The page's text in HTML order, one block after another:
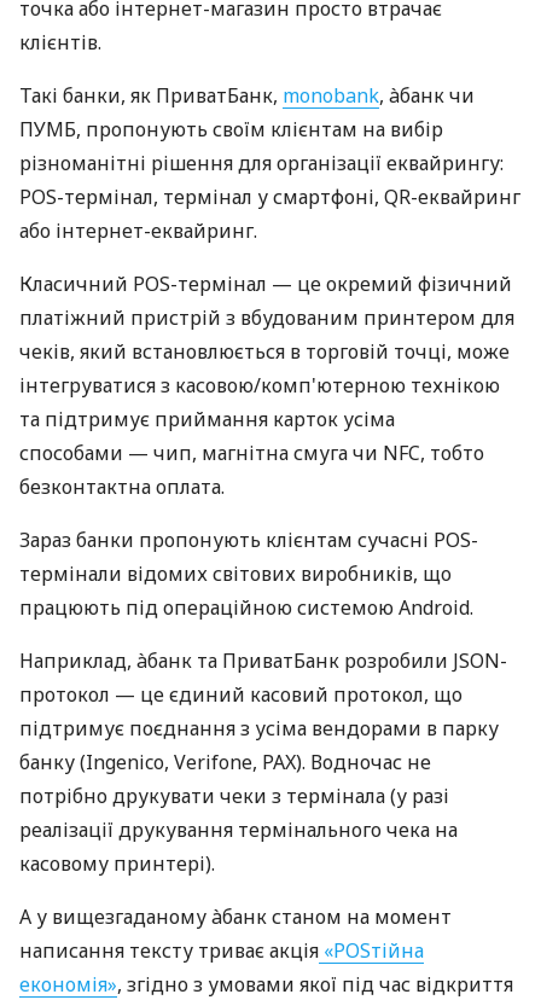
точка або інтернет-магазин просто втрачає
клієнтів.
Такі банки, як ПриватБанк, monobank, àбанк чи
ПУМБ, пропонують своїм клієнтам на вибір
різноманітні рішення для організації еквайрингу:
POS-термінал, термінал у смартфоні, QR-еквайринг
або інтернет-еквайринг.
Класичний POS-термінал — це окремий фізичний
платіжний пристрій з вбудованим принтером для
чеків, який встановлюється в торговій точці, може
інтегруватися з касовою/комп'ютерною технікою
та підтримує приймання карток усіма
способами — чип, магнітна смуга чи NFC, тобто
безконтактна оплата.
Зараз банки пропонують клієнтам сучасні POS-
термінали відомих світових виробників, що
працюють під операційною системою Android.
Наприклад, àбанк та ПриватБанк розробили JSON-
протокол — це єдиний касовий протокол, що
підтримує поєднання з усіма вендорами в парку
банку (Ingenico, Verifone, PAX). Водночас не
потрібно друкувати чеки з термінала (у разі
реалізації друкування термінального чека на
касовому принтері).
А у вищезгаданому àбанк станом на момент
написання тексту триває акція «POSтійна
економія», згідно з умовами якої під час відкриття